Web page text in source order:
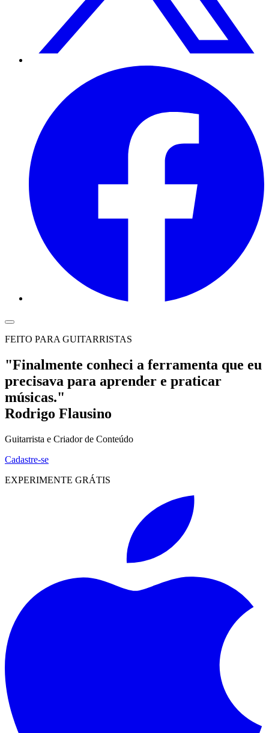
FEITO PARA GUITARRISTAS
"Finalmente conheci a ferramenta que eu
precisava para aprender e praticar
músicas."
Rodrigo Flausino
Guitarrista e Criador de Conteúdo
Cadastre-se
EXPERIMENTE GRÁTIS